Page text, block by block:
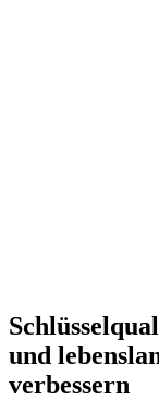
und
verbessern